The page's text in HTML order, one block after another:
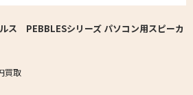
PEBBLESシリーズ パソコン用スピーカ
買取